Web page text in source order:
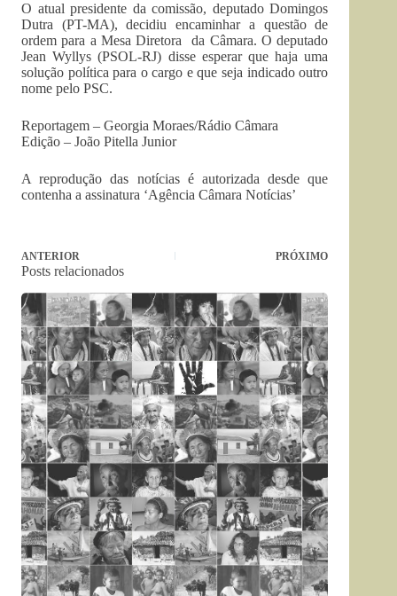
O atual presidente da comissão, deputado Domingos
Dutra (PT-MA), decidiu encaminhar a questão de
ordem para a Mesa Diretora da Câmara. O deputado
Jean Wyllys (PSOL-RJ) disse esperar que haja uma
solução política para o cargo e que seja indicado outro
nome pelo PSC.
Reportagem – Georgia Moraes/Rádio Câmara
Edição – João Pitella Junior
A reprodução das notícias é autorizada desde que
contenha a assinatura ‘Agência Câmara Notícias’
ANTERIOR PRÓXIMO
Posts relacionados